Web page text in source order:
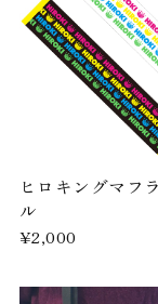
ヒロキングマフ
ル
¥2,000